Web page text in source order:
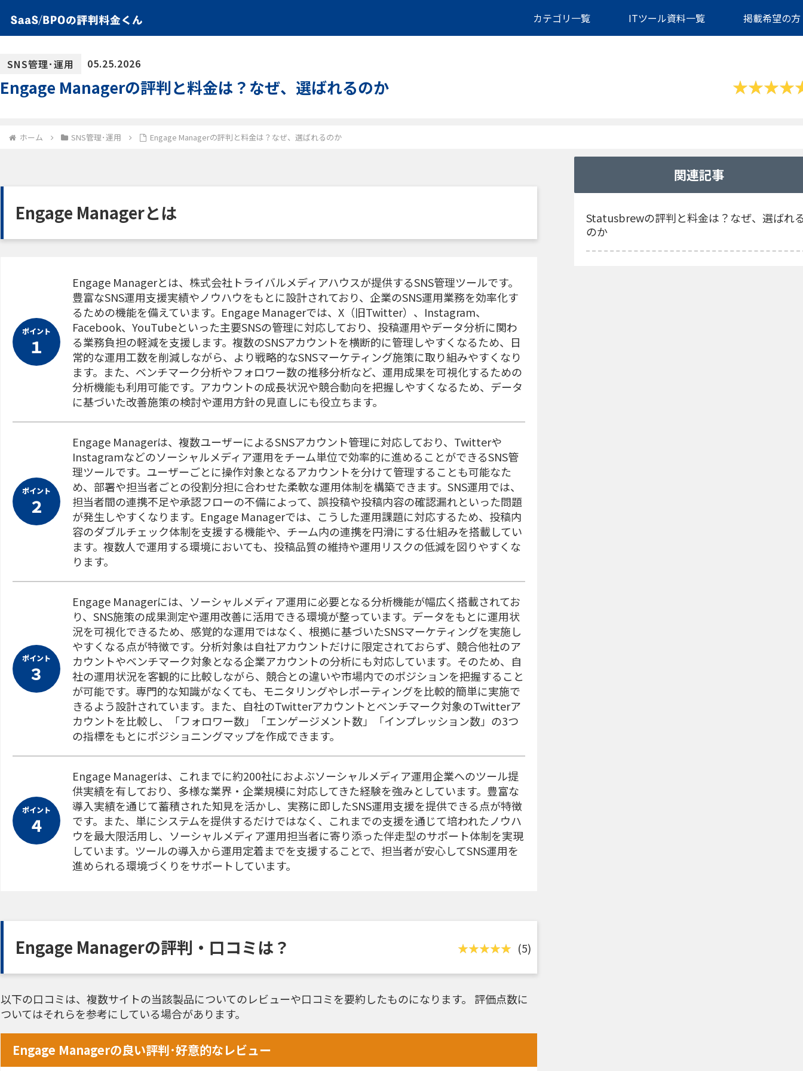
カテゴリ一覧 ITツール資料一覧 掲載希望の方
SNS管理･運用 05.25.2026
Engage Managerの評判と料金は？なぜ、選ばれるのか
ホーム SNS管理･運用 Engage Managerの評判と料金は？なぜ、選ばれるのか
Engage Managerとは
ポイント
１
Engage Managerとは、株式会社トライバルメディアハウスが提供するSNS管理ツールです。
豊富なSNS運用支援実績やノウハウをもとに設計されており、企業のSNS運用業務を効率化す
るための機能を備えています。Engage Managerでは、X（旧Twitter）、Instagram、
Facebook、YouTubeといった主要SNSの管理に対応しており、投稿運用やデータ分析に関わ
る業務負担の軽減を支援します。複数のSNSアカウントを横断的に管理しやすくなるため、日
常的な運用工数を削減しながら、より戦略的なSNSマーケティング施策に取り組みやすくなり
ます。また、ベンチマーク分析やフォロワー数の推移分析など、運用成果を可視化するための
分析機能も利用可能です。アカウントの成長状況や競合動向を把握しやすくなるため、データ
に基づいた改善施策の検討や運用方針の見直しにも役立ちます。
ポイント
２
Engage Managerは、複数ユーザーによるSNSアカウント管理に対応しており、Twitterや
Instagramなどのソーシャルメディア運用をチーム単位で効率的に進めることができるSNS管
理ツールです。ユーザーごとに操作対象となるアカウントを分けて管理することも可能なた
め、部署や担当者ごとの役割分担に合わせた柔軟な運用体制を構築できます。SNS運用では、
担当者間の連携不足や承認フローの不備によって、誤投稿や投稿内容の確認漏れといった問題
が発生しやすくなります。Engage Managerでは、こうした運用課題に対応するため、投稿内
容のダブルチェック体制を支援する機能や、チーム内の連携を円滑にする仕組みを搭載してい
ます。複数人で運用する環境においても、投稿品質の維持や運用リスクの低減を図りやすくな
ります。
ポイント
３
Engage Managerには、ソーシャルメディア運用に必要となる分析機能が幅広く搭載されてお
り、SNS施策の成果測定や運用改善に活用できる環境が整っています。データをもとに運用状
況を可視化できるため、感覚的な運用ではなく、根拠に基づいたSNSマーケティングを実施し
やすくなる点が特徴です。分析対象は自社アカウントだけに限定されておらず、競合他社のア
カウントやベンチマーク対象となる企業アカウントの分析にも対応しています。そのため、自
社の運用状況を客観的に比較しながら、競合との違いや市場内でのポジションを把握すること
が可能です。専門的な知識がなくても、モニタリングやレポーティングを比較的簡単に実施で
きるよう設計されています。また、自社のTwitterアカウントとベンチマーク対象のTwitterア
カウントを比較し、「フォロワー数」「エンゲージメント数」「インプレッション数」の3つ
の指標をもとにポジショニングマップを作成できます。
ポイント
４
Engage Managerは、これまでに約200社におよぶソーシャルメディア運用企業へのツール提
供実績を有しており、多様な業界・企業規模に対応してきた経験を強みとしています。豊富な
導入実績を通じて蓄積された知見を活かし、実務に即したSNS運用支援を提供できる点が特徴
です。また、単にシステムを提供するだけではなく、これまでの支援を通じて培われたノウハ
ウを最大限活用し、ソーシャルメディア運用担当者に寄り添った伴走型のサポート体制を実現
しています。ツールの導入から運用定着までを支援することで、担当者が安心してSNS運用を
進められる環境づくりをサポートしています。
Engage Managerの評判・口コミは？ (5)
以下の口コミは、複数サイトの当該製品についてのレビューや口コミを要約したものになります。 評価点数に
ついてはそれらを参考にしている場合があります。
Engage Managerの良い評判･好意的なレビュー
関連記事
Statusbrewの評判と料金は？なぜ、選ばれ
のか